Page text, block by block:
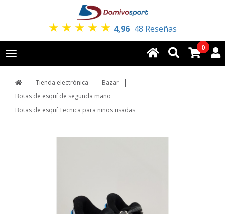
★ ★ ★ ★ ★ 4,96 48 Reseñas
Toggle
navigation
0
Tienda electrónica
Bazar
Botas de esquí de segunda mano
Botas de esquí Tecnica para niños usadas